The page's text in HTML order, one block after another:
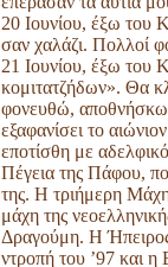
20 Ιουνίου, έξω του
σαν χαλάζι. Πολλοί
21 Ιουνίου, έξω του
κομιτατζήδων». Θα
φονευθώ, αποθνήσκω
εξαφανίσει το
εποτίσθη με
Πέγεια της Πάφου,
της. Η τριήμερη
μάχη της
Δραγούμη. Η
ντροπή του ’97 και